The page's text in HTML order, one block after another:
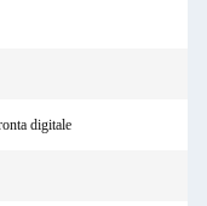
digitale